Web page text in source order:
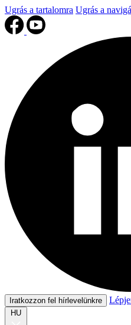
Ugrás a tartalomra Ugrás a
Iratkozzon fel hírlevelünkre
HU